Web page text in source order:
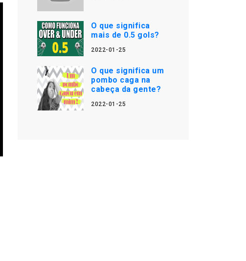
O que significa
mais de 0.5 gols?
2022-01-25
O que significa um
pombo caga na
cabeça da gente?
2022-01-25